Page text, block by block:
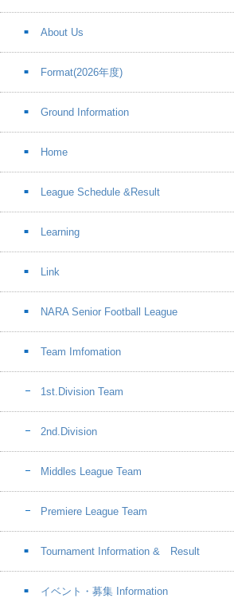
About Us
Format(2026年度)
Ground Information
Home
League Schedule &Result
Learning
Link
NARA Senior Football League
Team Imfomation
1st.Division Team
2nd.Division
Middles League Team
Premiere League Team
Tournament Information & Result
イベント・募集 Information